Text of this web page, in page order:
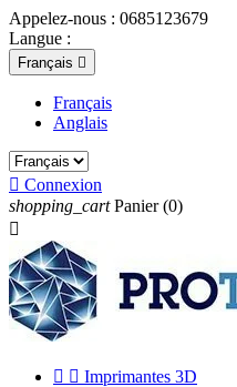
Appelez-nous : 0685123679
Langue :
Français 
Français
Anglais
 Connexion
shopping_cart Panier (0)

  Imprimantes 3D